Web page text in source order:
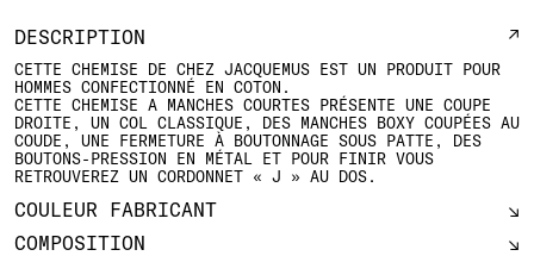
DESCRIPTION
CETTE CHEMISE DE CHEZ JACQUEMUS EST UN PRODUIT POUR
HOMMES CONFECTIONNÉ EN COTON.
CETTE CHEMISE A MANCHES COURTES PRÉSENTE UNE COUPE
DROITE, UN COL CLASSIQUE, DES MANCHES BOXY COUPÉES AU
COUDE, UNE FERMETURE À BOUTONNAGE SOUS PATTE, DES
BOUTONS-PRESSION EN MÉTAL ET POUR FINIR VOUS
RETROUVEREZ UN CORDONNET « J » AU DOS.
COULEUR FABRICANT
COMPOSITION